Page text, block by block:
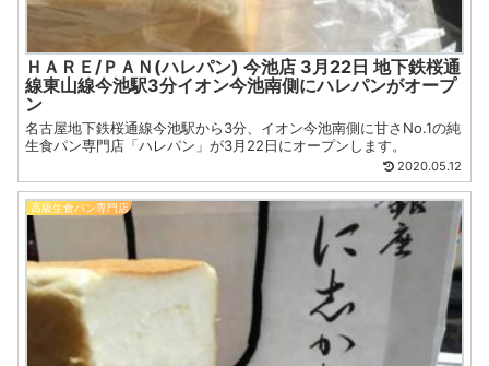
ＨＡＲＥ/ＰＡＮ(ハレパン) 今池店 3月22日 地下鉄桜通
線東山線今池駅3分イオン今池南側にハレパンがオープ
ン
名古屋地下鉄桜通線今池駅から3分、イオン今池南側に甘さNo.1の純
生食パン専門店「ハレパン」が3月22日にオープンします。
2020.05.12
高級生食パン専門店